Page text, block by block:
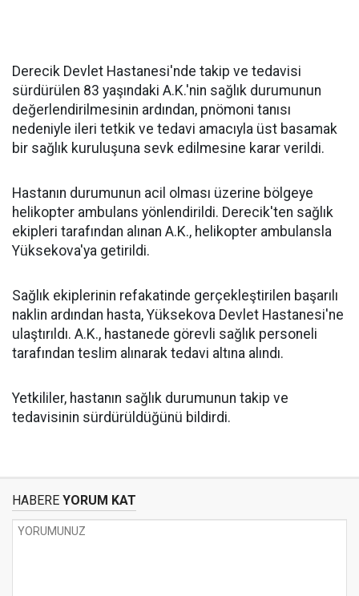
Derecik Devlet Hastanesi'nde takip ve tedavisi
sürdürülen 83 yaşındaki A.K.'nin sağlık durumunun
değerlendirilmesinin ardından, pnömoni tanısı
nedeniyle ileri tetkik ve tedavi amacıyla üst basamak
bir sağlık kuruluşuna sevk edilmesine karar verildi.
Hastanın durumunun acil olması üzerine bölgeye
helikopter ambulans yönlendirildi. Derecik'ten sağlık
ekipleri tarafından alınan A.K., helikopter ambulansla
Yüksekova'ya getirildi.
Sağlık ekiplerinin refakatinde gerçekleştirilen başarılı
naklin ardından hasta, Yüksekova Devlet Hastanesi'ne
ulaştırıldı. A.K., hastanede görevli sağlık personeli
tarafından teslim alınarak tedavi altına alındı.
Yetkililer, hastanın sağlık durumunun takip ve
tedavisinin sürdürüldüğünü bildirdi.
HABERE YORUM KAT